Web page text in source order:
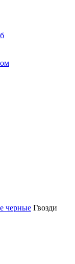
черные Гвозди